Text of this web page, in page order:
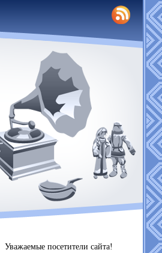
Уважаемые посетители сайта!